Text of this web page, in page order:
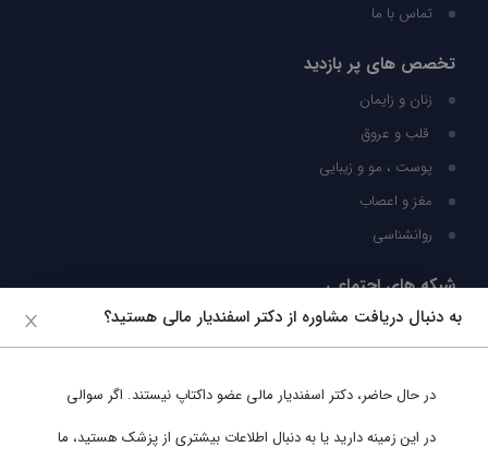
تماس با ما
تخصص های پر بازدید
زنان و زایمان
قلب و عروق
پوست ، مو و زیبایی
مغز و اعصاب
روانشناسی
شبکه های اجتماعی
ما را در شبکه های اجتماعی دنبال کنید
به دنبال دریافت مشاوره از دکتر اسفندیار مالی هستید؟
در حال حاضر، دکتر اسفندیار مالی عضو داکتاپ نیستند. اگر سوالی
در این زمینه دارید یا به دنبال اطلاعات بیشتری از پزشک هستید، ما